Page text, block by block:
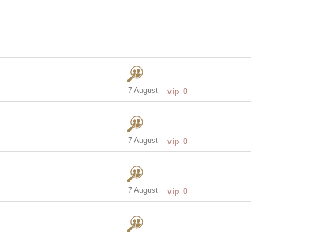
7 August vip 0
7 August vip 0
7 August vip 0